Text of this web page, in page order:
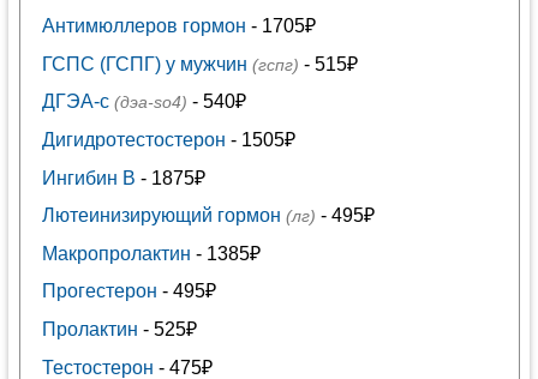
Антимюллеров гормон - 1705₽
ГСПС (ГСПГ) у мужчин (гспг) - 515₽
ДГЭА-с (дэа-so4) - 540₽
Дигидротестостерон - 1505₽
Ингибин В - 1875₽
Лютеинизирующий гормон (лг) - 495₽
Макропролактин - 1385₽
Прогестерон - 495₽
Пролактин - 525₽
Тестостерон - 475₽